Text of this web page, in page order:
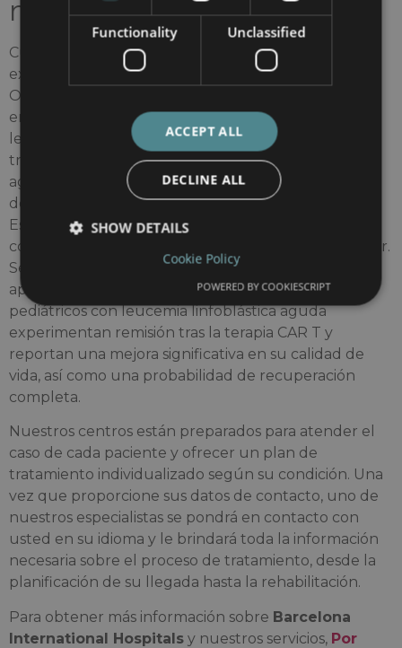
niños
Cuando se trata de tratar la leucemia infantil en el
extranjero,
Hospital Sant Joan de Déu Barcelona
Ofrece un enfoque integral para el tratamiento de
enfermedades oncológicas en niños, incluida la
leucemia. En este estudio, se proporciona un
tratamiento moderno para la leucemia linfoblástica
aguda mediante la terapia CAR T19, que ha
demostrado excelentes resultados en los pacientes.
Este método es especialmente eficaz en pacientes
con recaídas o resistencia a la quimioterapia estándar.
Según la opinión de padres y médicos,
aproximadamente el 80% de los pacientes
pediátricos con leucemia linfoblástica aguda
experimentan remisión tras la terapia CAR T y
reportan una mejora significativa en su calidad de
vida, así como una probabilidad de recuperación
completa.
Nuestros centros están preparados para atender el
caso de cada paciente y ofrecer un plan de
tratamiento individualizado según su condición. Una
vez que proporcione sus datos de contacto, uno de
nuestros especialistas se pondrá en contacto con
usted en su idioma y le brindará toda la información
necesaria sobre el proceso de tratamiento, desde la
planificación de su llegada hasta la rehabilitación.
Para obtener más información sobre Barcelona
International Hospitals y nuestros servicios, Por
Functionality Unclassified
ACCEPT ALL
DECLINE ALL
SHOW DETAILS
Cookie Policy
POWERED BY COOKIESCRIPT